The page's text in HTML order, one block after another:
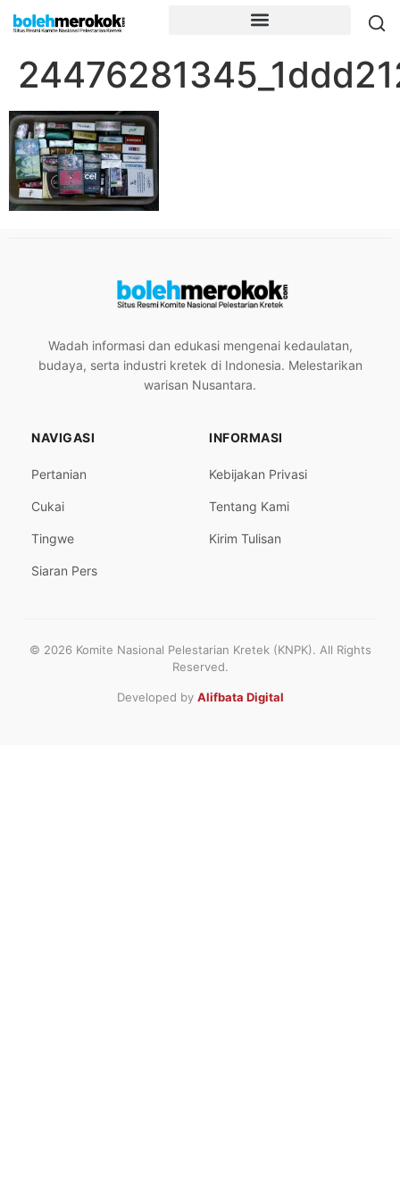
Wadah informasi dan edukasi mengenai kedaulatan,
budaya, serta industri kretek di Indonesia. Melestarikan
warisan Nusantara.
NAVIGASI
Pertanian
Cukai
Tingwe
Siaran Pers
INFORMASI
Kebijakan Privasi
Tentang Kami
Kirim Tulisan
© 2026 Komite Nasional Pelestarian Kretek (KNPK). All Rights
Reserved.
Developed by Alifbata Digital